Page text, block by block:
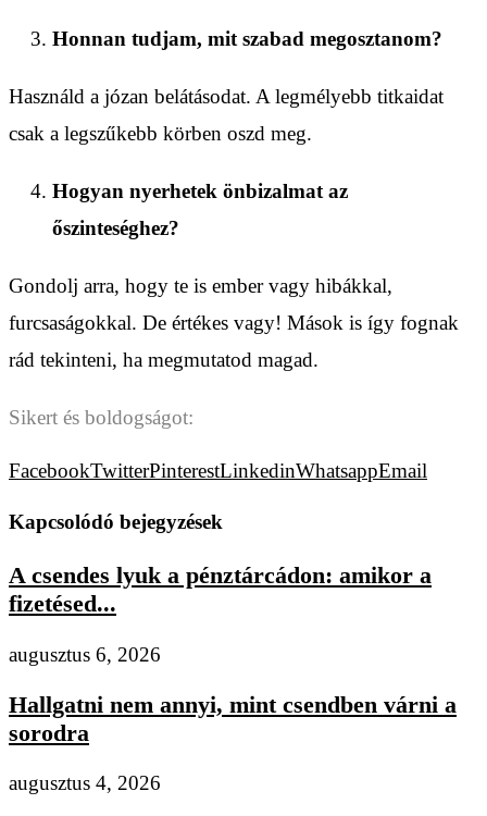
Honnan tudjam, mit szabad megosztanom?
Használd a józan belátásodat. A legmélyebb titkaidat
csak a legszűkebb körben oszd meg.
Hogyan nyerhetek önbizalmat az
őszinteséghez?
Gondolj arra, hogy te is ember vagy hibákkal,
furcsaságokkal. De értékes vagy! Mások is így fognak
rád tekinteni, ha megmutatod magad.
Sikert és boldogságot:
FacebookTwitterPinterestLinkedinWhatsappEmail
Kapcsolódó bejegyzések
A csendes lyuk a pénztárcádon: amikor a
fizetésed...
augusztus 6, 2026
Hallgatni nem annyi, mint csendben várni a
sorodra
augusztus 4, 2026